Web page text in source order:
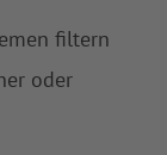
filtern
oder